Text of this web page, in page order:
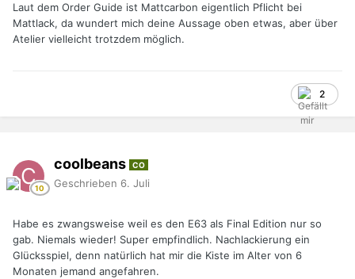
Laut dem Order Guide ist Mattcarbon eigentlich Pflicht bei
Mattlack, da wundert mich deine Aussage oben etwas, aber über
Atelier vielleicht trotzdem möglich.
2
coolbeans CO
Geschrieben 6. Juli
Habe es zwangsweise weil es den E63 als Final Edition nur so
gab. Niemals wieder! Super empfindlich. Nachlackierung ein
Glücksspiel, denn natürlich hat mir die Kiste im Alter von 6
Monaten jemand angefahren.